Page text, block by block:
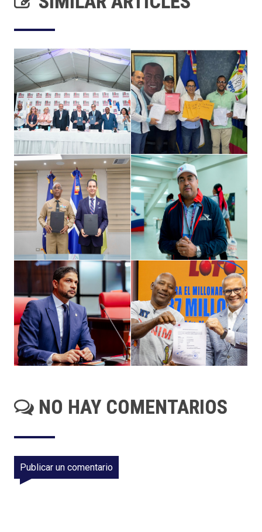
NO HAY COMENTARIOS
Publicar un comentario